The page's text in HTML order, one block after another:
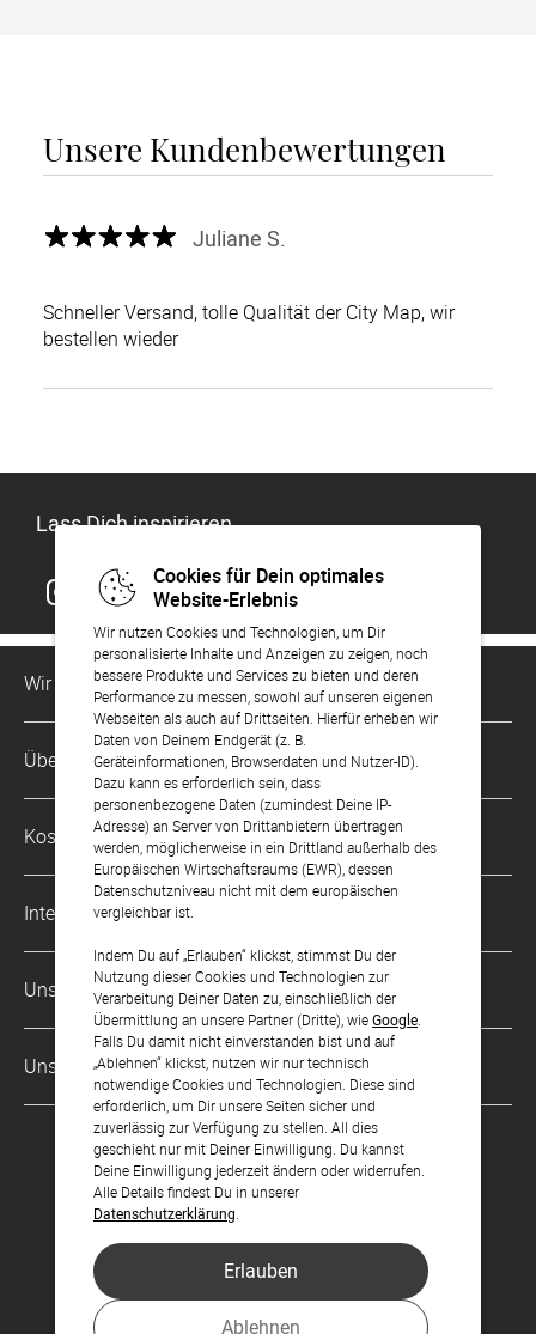
Cookies für Dein optimales
Website-Erlebnis
Wir nutzen Cookies und Technologien, um Dir
personalisierte Inhalte und Anzeigen zu zeigen, noch
bessere Produkte und Services zu bieten und deren
Performance zu messen, sowohl auf unseren eigenen
Webseiten als auch auf Drittseiten. Hierfür erheben wir
Daten von Deinem Endgerät (z. B.
Geräteinformationen, Browserdaten und Nutzer-ID).
Dazu kann es erforderlich sein, dass
personenbezogene Daten (zumindest Deine IP-
Adresse) an Server von Drittanbietern übertragen
werden, möglicherweise in ein Drittland außerhalb des
Europäischen Wirtschaftsraums (EWR), dessen
Datenschutzniveau nicht mit dem europäischen
vergleichbar ist.
Indem Du auf „Erlauben“ klickst, stimmst Du der
Nutzung dieser Cookies und Technologien zur
Verarbeitung Deiner Daten zu, einschließlich der
Übermittlung an unsere Partner (Dritte), wieGoogle
Falls Du damit nicht einverstanden bist und auf
„Ablehnen“ klickst, nutzen wir nur technisch
notwendige Cookies und Technologien. Diese sind
erforderlich, um Dir unsere Seiten sicher und
zuverlässig zur Verfügung zu stellen. All dies
geschieht nur mit Deiner Einwilligung. Du kannst
Deine Einwilligung jederzeit ändern oder widerrufen.
Alle Details findest Du in unserer
Datenschutzerklärung
Ablehnen
Erlauben
Unsere Kundenbewertungen
Juliane S.
Schneller Versand, tolle Qualität der City Map, wir
bestellen wieder
Lass Dich inspirieren
Wir sind für Dich da
Kundenservice-Hotline
0221 956 725 10
Mo. - Fr. von 9 bis 17 Uhr
kontakt@sendmoments.de
Über Uns
Philosophie
Karriere
Impressum
AGB & Widerrufsrecht
Zahlung & Versand
Datenschutz
Barrierefreiheitserklärung
LLM's
Kostenlose Services
Musterkarten
Digitale Gästelisten
FAQ & Hilfe
International
Österreich
Schweiz
Frankreich
Unsere Zahlungsarten
Unsere Partner
Feier den Moment.